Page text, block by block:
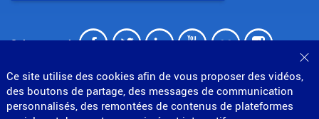
Ce site utilise des cookies afin de vous proposer des vidéos,
des boutons de partage, des messages de communication
personnalisés, des remontées de contenus de plateformes
Suivez-nous ! Facebook
Twitter
LinkedIn
Youtube
Flickr